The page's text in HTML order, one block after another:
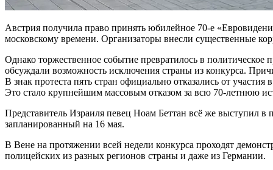
Австрия получила право принять юбилейное 70-е
московскому времени. Организаторы внесли существенные
Однако торжественное событие превратилось в
обсуждали возможность исключения страны из конкурса.
В знак протеста пять стран официально отказались от
Это стало крупнейшим массовым отказом за всю 70-летнюю
Представитель Израиля певец Ноам Беттан всё же выступил
запланированный на 16 мая.
В Вене на протяжении всей недели конкурса проходят
полицейских из разных регионов страны и даже из Германии.